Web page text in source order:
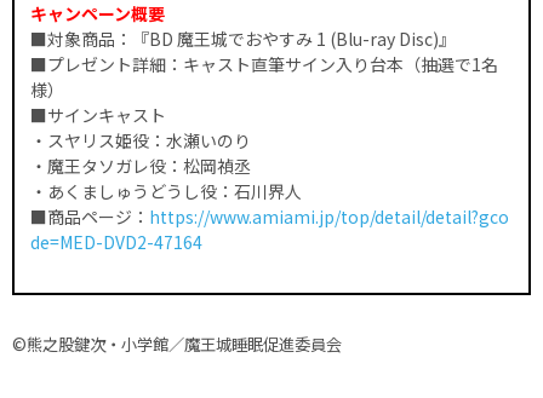
キャンペーン概要
■対象商品：『BD 魔王城でおやすみ 1 (Blu-ray Disc)』
■プレゼント詳細：キャスト直筆サイン入り台本（抽選で1名
様）
■サインキャスト
・スヤリス姫役：水瀬いのり
・魔王タソガレ役：松岡禎丞
・あくましゅうどうし役：石川界人
■商品ページ： https://www.amiami.jp/top/detail/detail?gco
de=MED-DVD2-47164
©熊之股鍵次・小学館／魔王城睡眠促進委員会